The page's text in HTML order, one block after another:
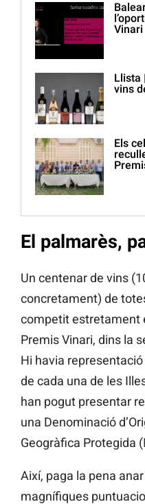
Vinari
Llista
vins
Els
El palmarès,
Un centenar de vins
concretament) de
competit estretament
Premis Vinari, dins la
Hi havia
de cada una de les
han pogut presentar
una Denominació
Geogràfica Protegida
Així, paga la pena
magnífiques